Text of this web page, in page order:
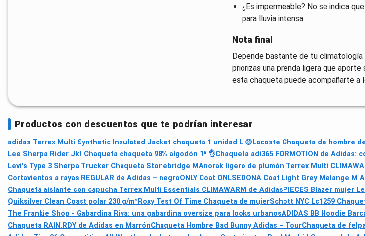
¿Es impermeable? No se indica
para lluvia intensa.
Nota final
Depende bastante de tu climatología
priorizas una prenda ligera que
esta chaqueta puede acompañarte a
Productos con descuentos que te podrían interesar
adidas Terrex Multi Synthetic Insulated Jacket chaqueta 1 unidad L 😊 Lacoste Chaqueta de hombre
Lee Sherpa Rider Jkt Chaqueta chaqueta 98% algodón 1ª 👌Chaqueta adi365 FORMOTION de
Levi's Type 3 Sherpa Trucker Chaqueta Stonebridge MAnorak ligero de plumón Terrex Multi
Cortavientos a rayas REGULAR de Adidas – negroONLY Coat ONLSEDONA Coat Light Grey Melange M
Chaqueta aislante con capucha Terrex Multi Essentials CLIMAWARM de Adidas PIECES Blazer mujer
Quiksilver Clean Coast polar 230 g/m²Roxy Test Of Time Chaqueta de mujerSchott NYC Lc1259
The Frankie Shop - Gabardina Riva: una gabardina oversize para looks urbanosADIDAS BB Hoodie
Chaqueta RAIN.RDY de Adidas en MarrónChaqueta Hombre Bad Bunny Adidas – TourChaqueta de